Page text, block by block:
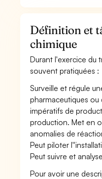
Définition et
chimique
Durant l'exercice du
souvent pratiquées :
Surveille et régule
pharmaceutiques
impératifs de
production. Met en
anomalies de
Peut piloter
Peut suivre et
Pour avoir une